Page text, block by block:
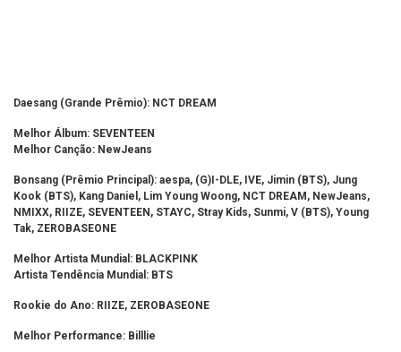
Daesang (Grande Prêmio): NCT DREAM
Melhor Álbum: SEVENTEEN
Melhor Canção: NewJeans
Bonsang (Prêmio Principal): aespa, (G)I-DLE, IVE, Jimin (BTS), Jung
Kook (BTS), Kang Daniel, Lim Young Woong, NCT DREAM, NewJeans,
NMIXX, RIIZE, SEVENTEEN, STAYC, Stray Kids, Sunmi, V (BTS), Young
Tak, ZEROBASEONE
Melhor Artista Mundial: BLACKPINK
Artista Tendência Mundial: BTS
Rookie do Ano: RIIZE, ZEROBASEONE
Melhor Performance: Billlie